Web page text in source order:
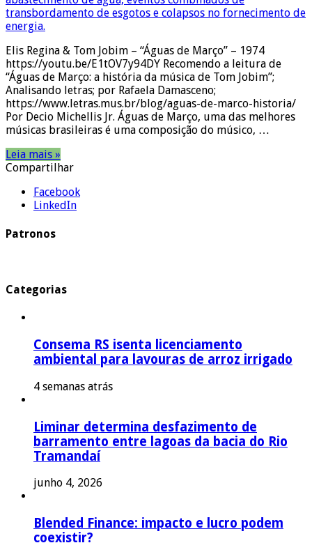
Elis Regina & Tom Jobim – “Águas de Março” – 1974
https://youtu.be/E1tOV7y94DY Recomendo a leitura de
“Águas de Março: a história da música de Tom Jobim”;
Analisando letras; por Rafaela Damasceno;
https://www.letras.mus.br/blog/aguas-de-marco-historia/
Por Decio Michellis Jr. Águas de Março, uma das melhores
músicas brasileiras é uma composição do músico, …
Leia mais »
Compartilhar
Facebook
LinkedIn
Patronos
Categorias
Consema RS isenta licenciamento
ambiental para lavouras de arroz irrigado
4 semanas atrás
Liminar determina desfazimento de
barramento entre lagoas da bacia do Rio
Tramandaí
junho 4, 2026
Blended Finance: impacto e lucro podem
coexistir?